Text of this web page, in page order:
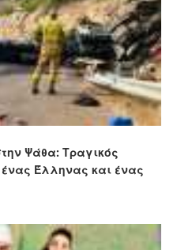
Ψάθα: Τραγικός
Έλληνας και ένας